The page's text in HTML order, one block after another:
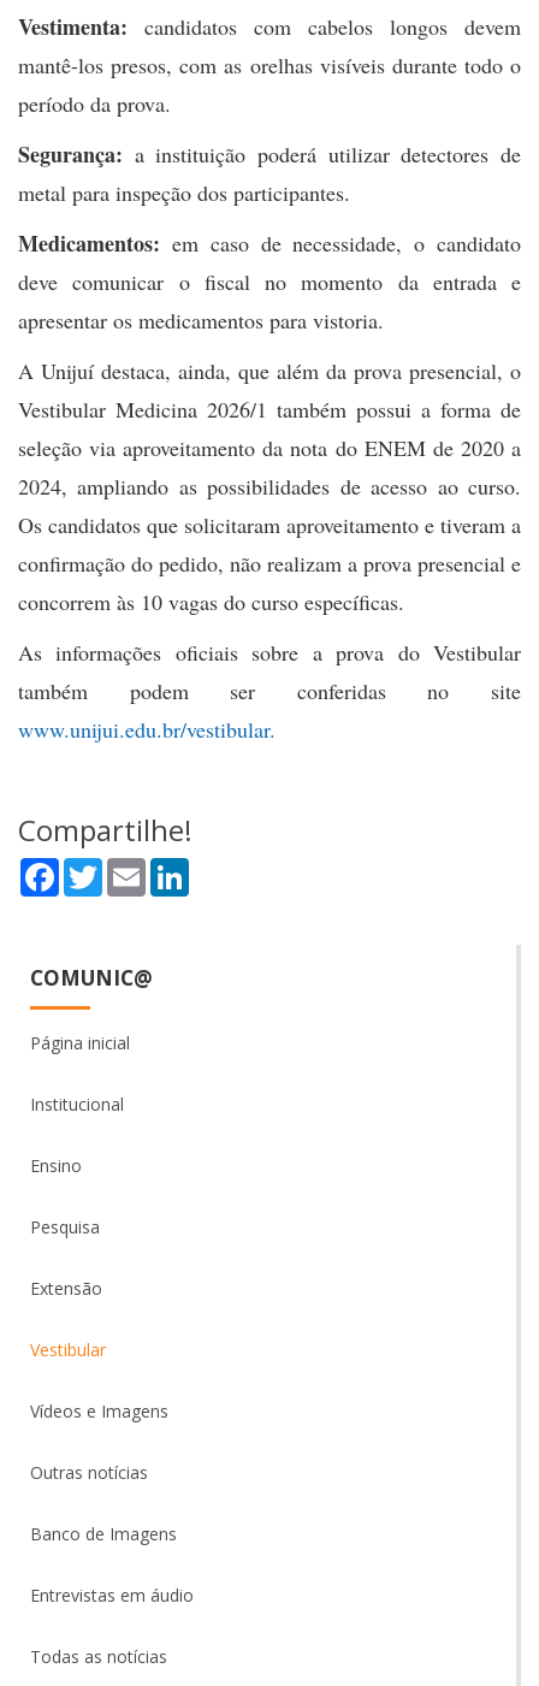
Vestimenta: candidatos com cabelos longos devem
mantê-los presos, com as orelhas visíveis durante todo o
período da prova.
Segurança: a instituição poderá utilizar detectores de
metal para inspeção dos participantes.
Medicamentos: em caso de necessidade, o candidato
deve comunicar o fiscal no momento da entrada e
apresentar os medicamentos para vistoria.
A Unijuí destaca, ainda, que além da prova presencial, o
Vestibular Medicina 2026/1 também possui a forma de
seleção via aproveitamento da nota do ENEM de 2020 a
2024, ampliando as possibilidades de acesso ao curso.
Os candidatos que solicitaram aproveitamento e tiveram a
confirmação do pedido, não realizam a prova presencial e
concorrem às 10 vagas do curso específicas.
As informações oficiais sobre a prova do Vestibular
também podem ser conferidas no site
www.unijui.edu.br/vestibular.
Compartilhe!
Facebook
TwitterEmail
COMUNIC@
Página inicial
Institucional
Ensino
Pesquisa
Extensão
Vestibular
Vídeos e Imagens
Outras notícias
Banco de Imagens
Entrevistas em áudio
Todas as notícias